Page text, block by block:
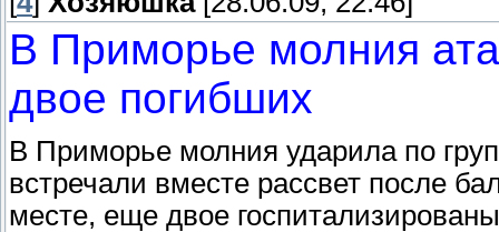
Еду и выпивку строителям доставляли
вскоре погода испортилась и более
проблем с выпивкой работники не
дикими животными и всевозможными
появились гости с материка, выяснилось,
компаньонов, освежевали его и
закуски.
В Приморье молния
двое погибших
В Приморье молния ударила по
встречали вместе рассвет после
месте, еще двое